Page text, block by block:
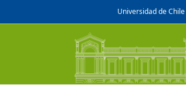
Universidad de Chile